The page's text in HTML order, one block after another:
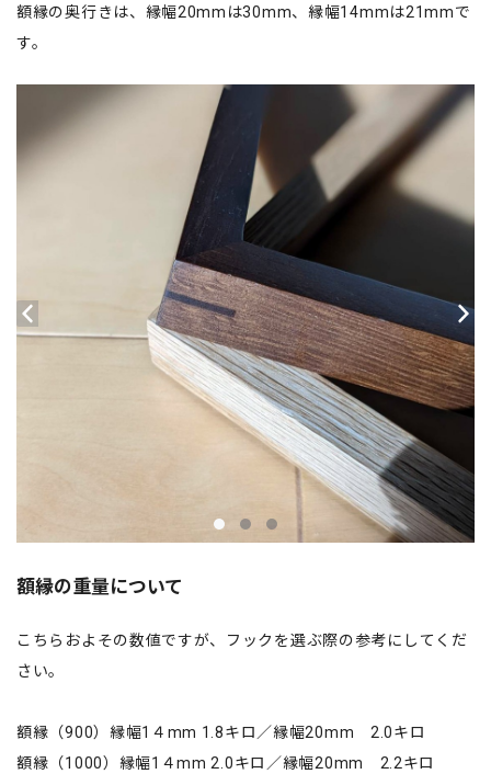
額縁の奥行きは、縁幅20mmは30mm、縁幅14mmは21mmで
す。
額縁の重量について
こちらおよその数値ですが、フックを選ぶ際の参考にしてくだ
さい。
額縁（900）縁幅1４mm 1.8キロ／縁幅20mm 2.0キロ
額縁（1000）縁幅1４mm 2.0キロ／縁幅20mm 2.2キロ